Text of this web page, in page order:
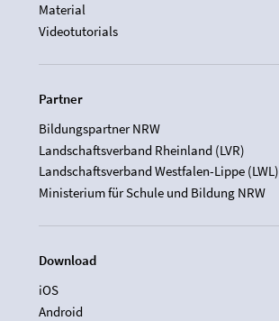
Material
Videotutorials
Partner
Bildungspartner NRW
Landschaftsverband Rheinland (LVR)
Landschaftsverband Westfalen-Lippe (LWL)
Ministerium für Schule und Bildung NRW
Download
iOS
Android